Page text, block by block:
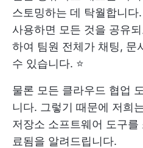
스토밍하는 데 탁월합니
사용하면 모든 것을 공유
하여 팀원 전체가 채팅, 문
수 있습니다. ⭐
물론 모든 클라우드 협업
니다. 그렇기 때문에 저희
저장소 소프트웨어 도구
료됨을 알려드립니다.